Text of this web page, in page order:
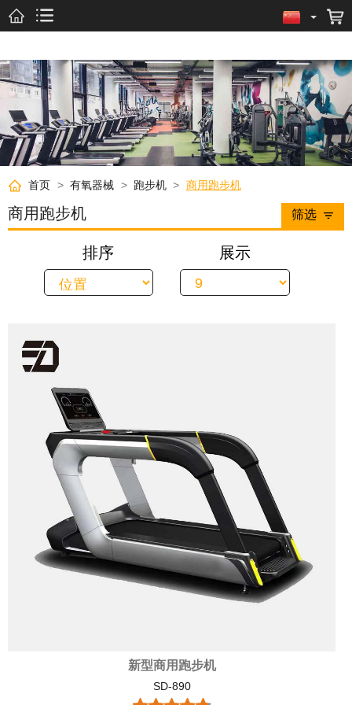
首页 > 有氧器械 > 跑步机 > 商用跑步机
商用跑步机 筛选
排序 展示
新型商用跑步机
SD-890